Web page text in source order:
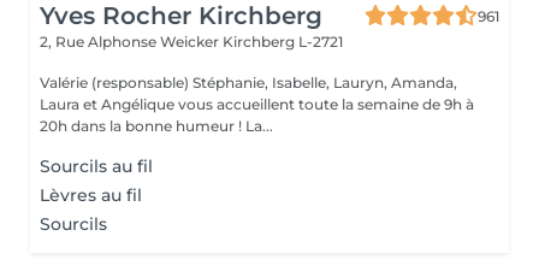
Yves Rocher Kirchberg
961
2, Rue Alphonse Weicker Kirchberg L-2721
Valérie (responsable) Stéphanie, Isabelle, Lauryn, Amanda,
Laura et Angélique vous accueillent toute la semaine de 9h à
20h dans la bonne humeur ! La...
Sourcils au fil
Lèvres au fil
Sourcils